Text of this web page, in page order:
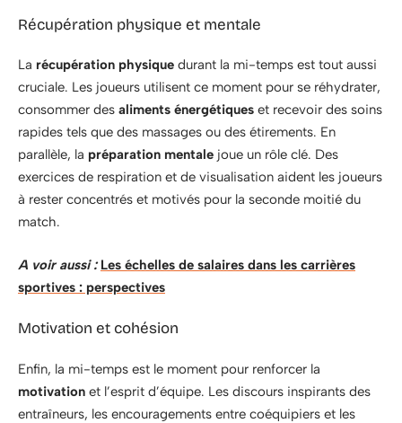
Récupération physique et mentale
La récupération physique durant la mi-temps est tout aussi
cruciale. Les joueurs utilisent ce moment pour se réhydrater,
consommer des aliments énergétiques et recevoir des soins
rapides tels que des massages ou des étirements. En
parallèle, la préparation mentale joue un rôle clé. Des
exercices de respiration et de visualisation aident les joueurs
à rester concentrés et motivés pour la seconde moitié du
match.
A voir aussi : Les échelles de salaires dans les carrières
sportives : perspectives
Motivation et cohésion
Enfin, la mi-temps est le moment pour renforcer la
motivation et l’esprit d’équipe. Les discours inspirants des
entraîneurs, les encouragements entre coéquipiers et les